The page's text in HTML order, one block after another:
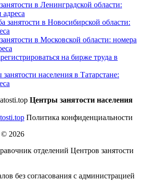
в Ленинградской области:
адреса
занятости в Новосибирской области:
в Московской области: номера
на бирже труда в
населения в Татарстане:
Центры занятости населения
Политика конфиденциальности
© 2026
отделений Центров занятости
без согласования с администрацией